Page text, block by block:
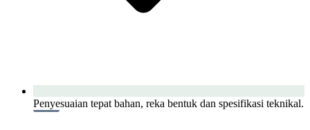
Penyesuaian tepat bahan, reka bentuk dan spesifikasi teknikal.